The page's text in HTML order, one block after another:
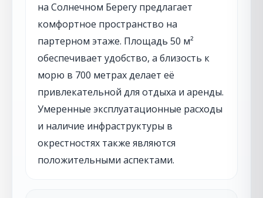
на Солнечном Берегу предлагает
комфортное пространство на
партерном этаже. Площадь 50 м²
обеспечивает удобство, а близость к
морю в 700 метрах делает её
привлекательной для отдыха и аренды.
Умеренные эксплуатационные расходы
и наличие инфраструктуры в
окрестностях также являются
положительными аспектами.